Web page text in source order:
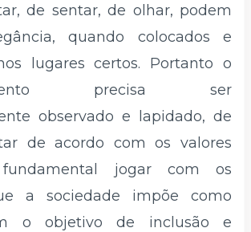
de sentar, de olhar, podem
quando colocados e
lugares certos. Portanto o
precisa ser
observado e lapidado, de
de acordo com os valores
jogar com os
a sociedade impõe como
o objetivo de inclusão e